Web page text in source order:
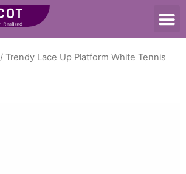
/ Trendy Lace Up Platform White Tennis